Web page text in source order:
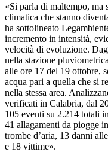
«Si parla di maltempo,
climatica che stanno
ha sottolineato
incremento in intensità,
velocità di evoluzione.
nella stazione
alle ore 17 del 19 ottobre,
acqua pari a quella che si
nella stessa area.
verificati in Calabria, dal
105 eventi su 2.214 totali
41 allagamenti da piogge
trombe d’aria, 13 danni
e 18 vittime».